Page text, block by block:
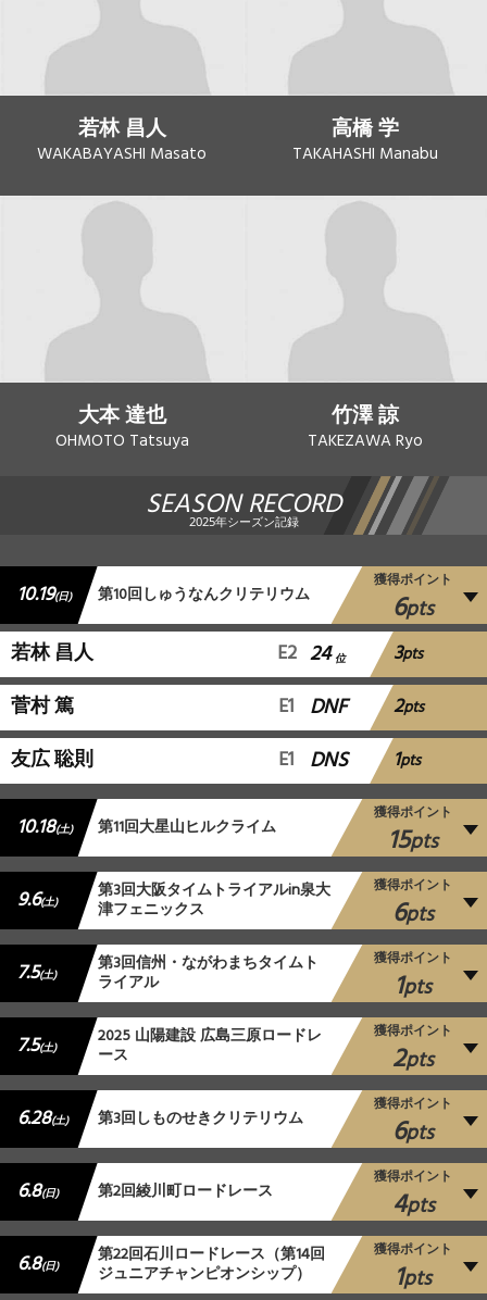
若林 昌人
WAKABAYASHI Masato
高橋 学
TAKAHASHI Manabu
大本 達也
OHMOTO Tatsuya
竹澤 諒
TAKEZAWA Ryo
SEASON RECORD
2025年シーズン記録
10.19(日) 第10回しゅうなんクリテリウム
獲得ポイント
6pts
若林 昌人 E2 24 位 3pts
菅村 篤 E1 DNF 2pts
友広 聡則 E1 DNS 1pts
10.18(土) 第11回大星山ヒルクライム
獲得ポイント
15pts
9.6(土) 第3回大阪タイムトライアルin泉大
津フェニックス
獲得ポイント
6pts
7.5(土) 第3回信州・ながわまちタイムト
ライアル
獲得ポイント
1pts
7.5(土) 2025 山陽建設 広島三原ロードレ
ース
獲得ポイント
2pts
6.28(土) 第3回しものせきクリテリウム
獲得ポイント
6pts
6.8(日) 第2回綾川町ロードレース
獲得ポイント
4pts
6.8(日) 第22回石川ロードレース（第14回
ジュニアチャンピオンシップ）
獲得ポイント
1pts